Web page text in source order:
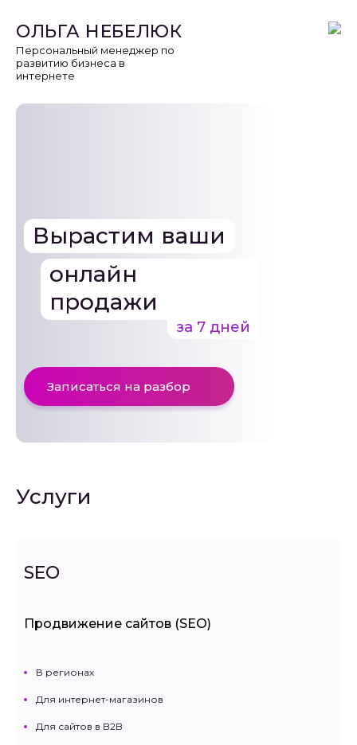
ОЛЬГА НЕБЕЛЮК
Персональный менеджер по
развитию бизнеса в
интернете
Вырастим ваши
онлайн
продажи
за 7 дней
Записаться на разбор
Услуги
SEO
Продвижение сайтов (SEO)
В регионах
Для интернет-магазинов
Для сайтов в B2B